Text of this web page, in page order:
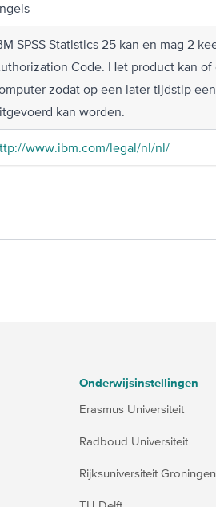
SPSS Statistics 25 kan en mag 2
Code. Het product kan
zodat op een later tijdstip
kan worden.
www.ibm.com/legal/nl/nl/
Onderwijsinstellingen
Erasmus Universiteit
Radboud Universiteit
Rijksuniversiteit Groningen